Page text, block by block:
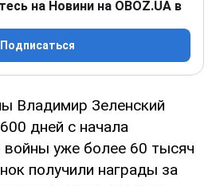
на Новини на OBOZ.UA в
Подписаться
Владимир Зеленский
дней с начала
уже более 60 тысяч
получили награды за